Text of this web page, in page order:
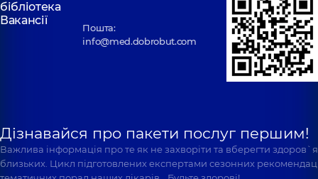
бібліотека
Вакансії
Пошта:
info@med.dobrobut.com
Дізнавайся про пакети послуг першим!
Важлива інформація про те як не захворіти та вберегти
близьких. Цикл підготовлених експертами сезонних